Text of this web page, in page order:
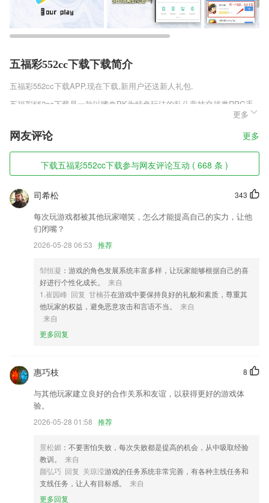
五福彩552cc下载下载简介
五福彩552cc下载APP,现在下载,新用户还送新人礼包.
五福彩552cc下载是一款以嗜血PK为特色玩法的乱斗竞技交战类RPG手
机游戏，游戏中拥有万人城战的特色玩法，每个职业都会有炫彩技能的特
效，还能体验到全屏无死角攻击，还有随心所欲的热血PK战斗在这里得
到绝对传承。强大的交易系统，丰富的副本玩法和PVP真人对战，让你
一玩上瘾。
五福彩552cc下载软件特色
1,【即时消息】客户咨询、订单消息即时推送,即时响应
2,合理规划，科学管理孩子的学习时间和速度。
3,【首页改版】新增男女频道,满足你的口味;
4,吉旅行旨在创新技术模式，围绕数字吉林，打造数字文旅。
6,为2265用户提供素材，为客户提供编辑封面、模板；
五福彩552cc下载软件优势
1.协助宝宝轻松学习，把握更多的动物叫声；
2.每周一个新故事、2265宝宝不腻烦。新的故事新的体验，新的学习，新
3.搜刮高品质模拟题，附带专业题库，2265专业题库收录历年真题，刷题
原来如此简单，还有名师解析，一学就会。
4.学拼音与文字对应，让您随时随地，逐字句精准学习；
5.·了解到更多的发音方式，做到最正确的发音
五福彩552cc下载更新了什么?
３性能优化及bugfix；
优化画画功能。
更多
网友评论 更多
下载五福彩552cc下载参与网友评论互动 ( 668 条 )
343
司希松
每次玩游戏都被其他玩家嘲笑，怎么才能提高自己的实力，让他
们闭嘴？
2026-05-28 06:53 推荐
邹恒凝 ：游戏的角色发展系统丰富多样，让玩家能够根据自己的喜
好进行个性化成长。
来自
1.崔园峰 回复 甘楠芬在游戏中要保持良好的礼貌和素质，尊重其
他玩家的权益，避免恶意攻击和言语不当。
来自
来自
更多回复
8
惠巧枝
与其他玩家建立良好的合作关系和友谊，以获得更好的游戏体
验。
2026-05-28 01:58 推荐
景松媚 ：不要害怕失败，每次失败都是提高的机会，从中吸取经验
教训。
来自
颜弘巧 回复 关琼滢游戏的任务系统非常完善，有各种主线任务和
支线任务，让人有目标感。
来自
更多回复